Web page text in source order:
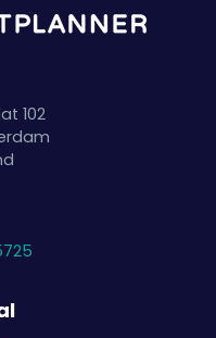
102